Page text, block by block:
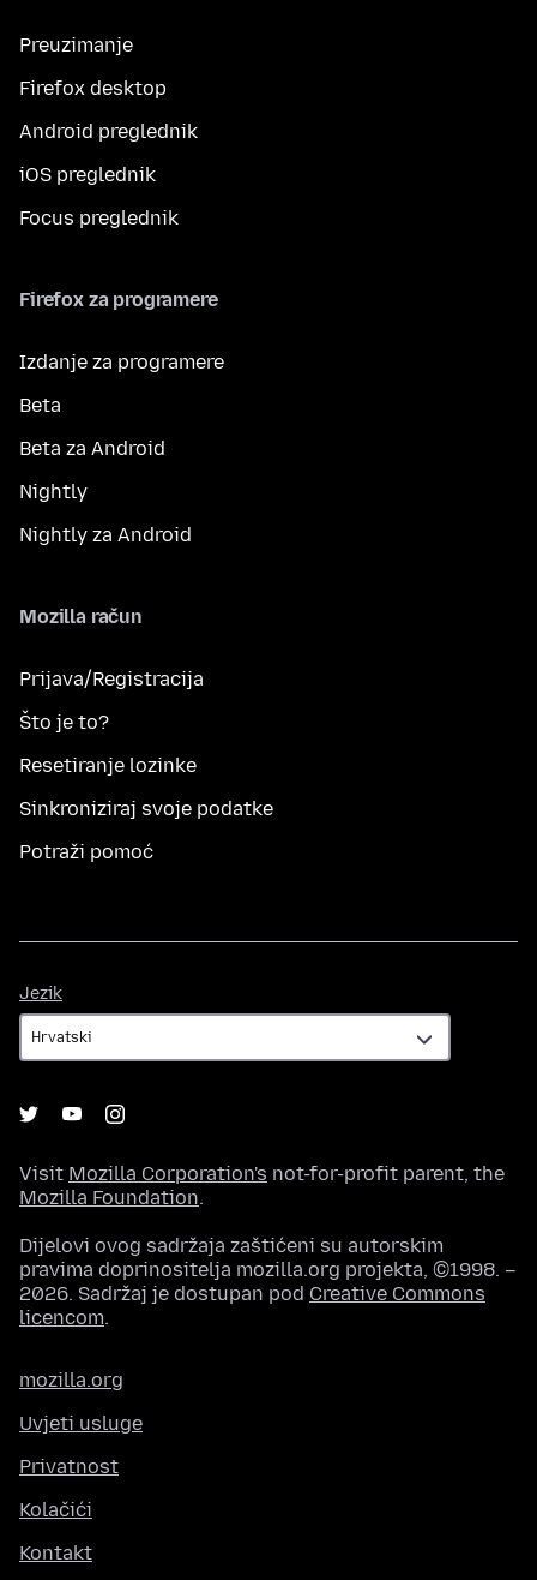
Preuzimanje
Firefox desktop
Android preglednik
iOS preglednik
Focus preglednik
Firefox za programere
Izdanje za programere
Beta
Beta za Android
Nightly
Nightly za Android
Mozilla račun
Prijava/Registracija
Što je to?
Resetiranje lozinke
Sinkroniziraj svoje podatke
Potraži pomoć
Jezik
Visit Mozilla Corporation's not-for-profit parent, the
Mozilla Foundation.
Dijelovi ovog sadržaja zaštićeni su autorskim
pravima doprinositelja mozilla.org projekta, ©1998. –
2026. Sadržaj je dostupan pod Creative Commons
licencom.
mozilla.org
Uvjeti usluge
Privatnost
Kolačići
Kontakt